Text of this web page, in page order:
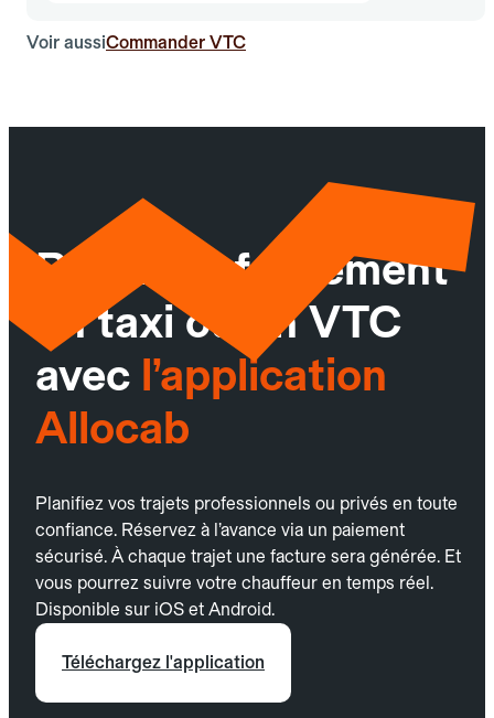
Voir aussiCommander VTC
Réservez facilement
un taxi ou un VTC
avec l’application
Allocab
Planifiez vos trajets professionnels ou privés en toute
confiance. Réservez à l’avance via un paiement
sécurisé. À chaque trajet une facture sera générée. Et
vous pourrez suivre votre chauffeur en temps réel.
Disponible sur iOS et Android.
Téléchargez l'application